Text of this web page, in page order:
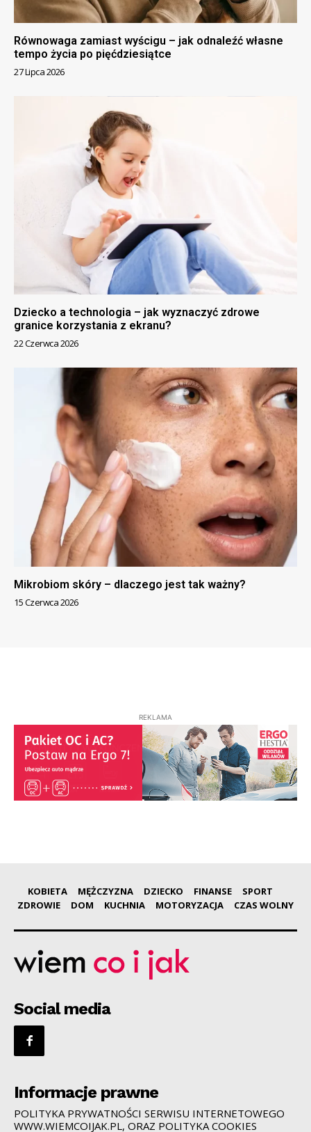
Równowaga zamiast wyścigu – jak odnaleźć własne
tempo życia po pięćdziesiątce
27 Lipca 2026
Dziecko a technologia – jak wyznaczyć zdrowe
granice korzystania z ekranu?
22 Czerwca 2026
Mikrobiom skóry – dlaczego jest tak ważny?
15 Czerwca 2026
REKLAMA
KOBIETA MĘŻCZYZNA DZIECKO FINANSE
SPORT
ZDROWIE
DOM KUCHNIA MOTORYZACJA CZAS WOLNY
Social media
Informacje prawne
POLITYKA PRYWATNOŚCI SERWISU INTERNETOWEGO
WWW.WIEMCOIJAK.PL, ORAZ POLITYKA COOKIES